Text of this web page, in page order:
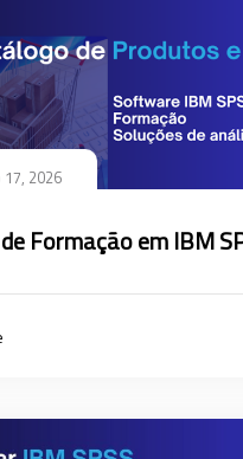
17, 2026
Formação em IBM